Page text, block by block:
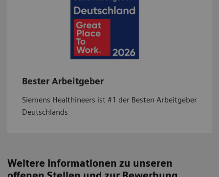
Bester Arbeitgeber
Siemens Healthineers ist #1 der Besten Arbeitgeber
Deutschlands
Weitere Informationen zu unseren